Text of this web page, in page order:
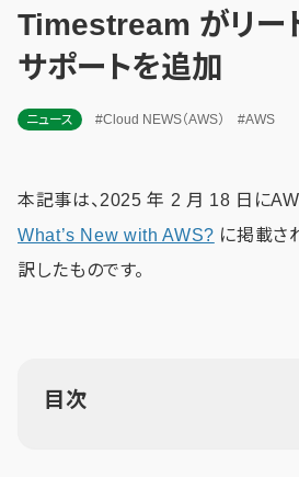
Timestream がリー
サポートを追加
ニュース #Cloud NEWS（AWS） #AWS
本記事は、2025 年 2 月 18 日に
What’s New with AWS? に掲載さ
訳したものです。
目次